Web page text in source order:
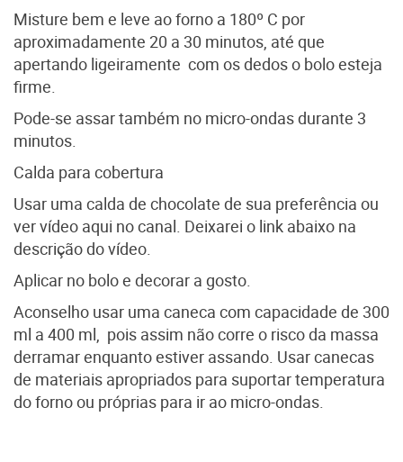
Misture bem e leve ao forno a 180º C por
aproximadamente 20 a 30 minutos, até que
apertando ligeiramente com os dedos o bolo esteja
firme.
Pode-se assar também no micro-ondas durante 3
minutos.
Calda para cobertura
Usar uma calda de chocolate de sua preferência ou
ver vídeo aqui no canal. Deixarei o link abaixo na
descrição do vídeo.
Aplicar no bolo e decorar a gosto.
Aconselho usar uma caneca com capacidade de 300
ml a 400 ml, pois assim não corre o risco da massa
derramar enquanto estiver assando. Usar canecas
de materiais apropriados para suportar temperatura
do forno ou próprias para ir ao micro-ondas.